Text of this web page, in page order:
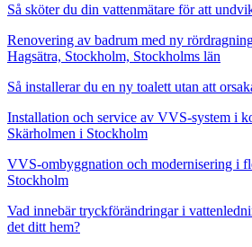
Så sköter du din vattenmätare för att
Renovering av badrum med ny
Hagsätra, Stockholm, Stockholms län
Så installerar du en ny toalett utan att
Installation och service av VVS-system i
Skärholmen i Stockholm
VVS-ombyggnation och modernisering i
Stockholm
Vad innebär tryckförändringar i
det ditt hem?